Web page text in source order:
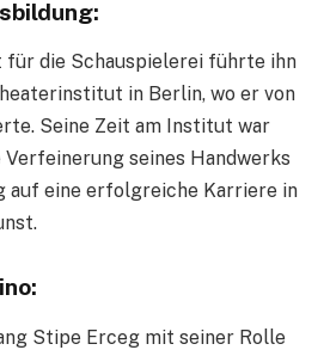
für die Schauspielerei führte ihn
in Berlin, wo er von
Seine Zeit am Institut war
seines Handwerks
auf eine erfolgreiche Karriere in
Stipe Erceg mit seiner Rolle